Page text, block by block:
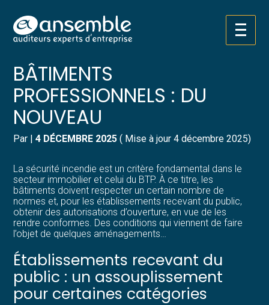
Aller
au
Créer et reprendre une activité
Gérer votre quotidien
Piloter votre entreprise
Développer votre entreprise
Structurer votre croissance
Être prêt pour la facturation
électronique
Pilotez votre gestion
Suivre votre comptabilité
Gérer vos ressources humaines
Dématérialiser vos documents
SÉCURITÉ INCENDIE DES
BÂTIMENTS
PROFESSIONNELS : DU
NOUVEAU
Par |4 DÉCEMBRE 2025 ( Mise à jour 4 décembre 2025)
La sécurité incendie est un critère fondamental dans le
secteur immobilier et celui du BTP. À ce titre, les
bâtiments doivent respecter un certain nombre de
normes et, pour les établissements recevant du public,
obtenir des autorisations d’ouverture, en vue de les
rendre conformes. Des conditions qui viennent de faire
l’objet de quelques aménagements…
Établissements recevant du
public : un assouplissement
pour certaines catégories